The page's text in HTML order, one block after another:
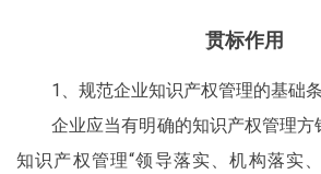
贯标作用
1、规范企业知识产权管理的基础
企业应当有明确的知识产权管理
知识产权管理“领导落实、机构落实